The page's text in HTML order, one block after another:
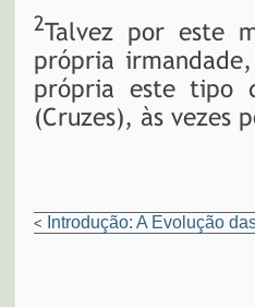
2Talvez por este
própria
própria este tipo
(Cruzes), às vezes
< Introdução: A Evolução